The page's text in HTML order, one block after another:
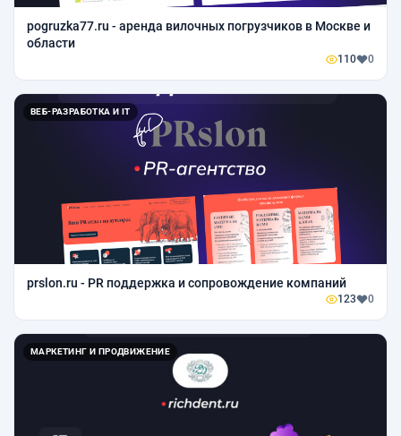
pogruzka77.ru - аренда вилочных погрузчиков в Москве и
области
110 0
ВЕБ-РАЗРАБОТКА И IT
prslon.ru - PR поддержка и сопровождение компаний
123 0
МАРКЕТИНГ И ПРОДВИЖЕНИЕ